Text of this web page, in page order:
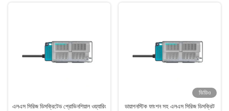
এলএস সিরিজ ডিসক্রিটেড প্রোভিনশিয়াল ওয়্যারিং
ভিডিও
ডায়াগনস্টিক ফাংশন সহ এলএস সিরিজ ডিসক্রিট